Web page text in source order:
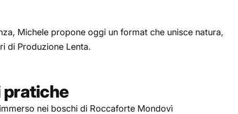
Michele propone oggi un format che unisce natura,
di Produzione Lenta.
pratiche
nei boschi di Roccaforte Mondovì